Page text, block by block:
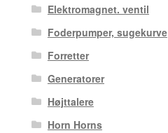
Elektromagnet. ventil
Foderpumper, sugekurve
Forretter
Generatorer
Højttalere
Horn Horns